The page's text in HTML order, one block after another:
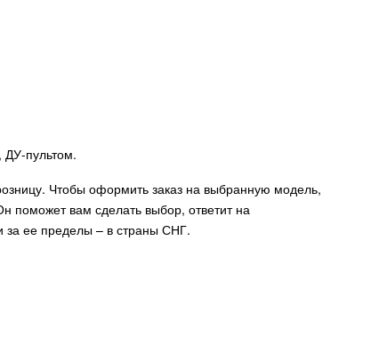
пультом.
Чтобы оформить заказ на выбранную модель,
поможет вам сделать выбор, ответит на
за ее пределы – в страны СНГ.